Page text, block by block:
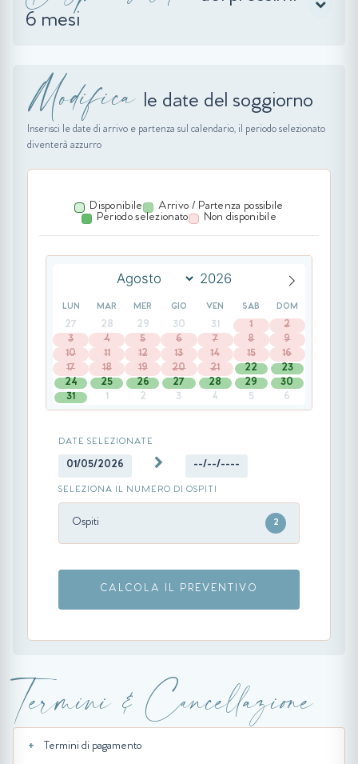
6 mesi
Modifica le date del soggiorno
Inserisci le date di arrivo e partenza sul calendario, il periodo selezionato
diventerà azzurro
Disponibile
Arrivo / Partenza possibile
Periodo selezionato
Non disponibile
LUN MAR MER GIO VEN SAB DOM
27 28 29 30 31 1
2
3
4 5 6 7 8
9
10
11 12 13 14 15
16
17
18 19 20 21 22
23
24
25 26 27 28 29
30
31
1 2 3 4 5 6
DATE SELEZIONATE
01/05/2026 --/--/----
SELEZIONA IL NUMERO DI OSPITI
Ospiti 2
CALCOLA IL PREVENTIVO
Termini & Cancellazione
Termini di pagamento